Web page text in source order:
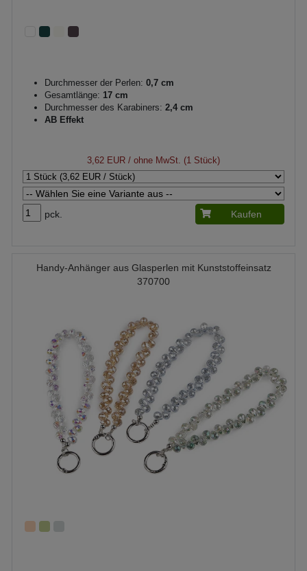
Durchmesser der Perlen: 0,7 cm
Gesamtlänge: 17 cm
Durchmesser des Karabiners: 2,4 cm
AB Effekt
3,62 EUR / ohne MwSt. (1 Stück)
pck. Kaufen
Handy-Anhänger aus Glasperlen mit Kunststoffeinsatz
370700